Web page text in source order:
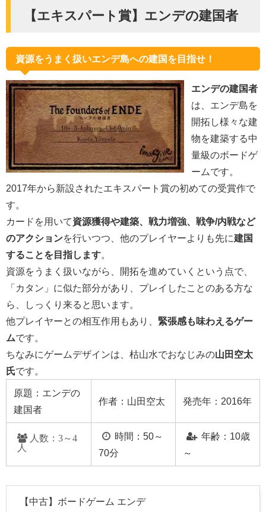
【エキスパート賞】エンデの建国者
資源をうまく扱いエンデ島への建国を目指せ！
エンデの建国者
は、エンデ島を
開拓し様々な建
物を建築する中
量級のボードゲ
ームです。
2017年から新設されたエキスパート賞の初めての受賞作で
す。
カードを用いて資源獲得や建築、戦力増強、戦争/内戦など
のアクションを行いつつ、他のプレイヤーよりも先に建国
することを目指します
資源をうまく扱いながら、開拓を進めていくという点で、
「カタン」に似た部分があり、プレイしたことのある方な
ら、しっくり来ると思います。
他プレイヤーとの相互作用もあり、 緊張感も味わえるゲー
ムです。
ちなみにゲームデザインは、枯山水でおなじみの山田空太
氏です。
原題：エンデの
建国者
作者： 山田空太 発売年：2016年
人数：3～4
人
時間：50～
70分
年齢：10歳
～
【中古】ボードゲーム エンデ